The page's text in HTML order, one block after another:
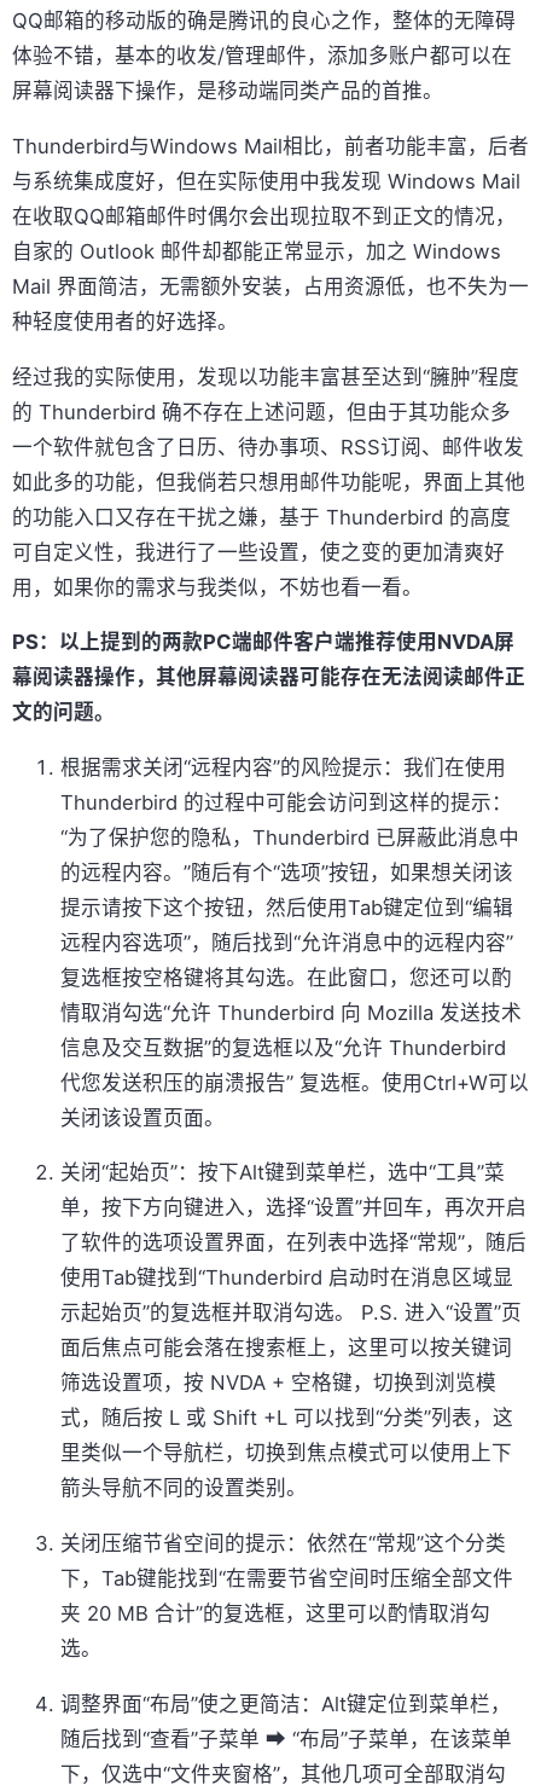
QQ邮箱的移动版的确是腾讯的良心之作，整体的无障碍
体验不错，基本的收发/管理邮件，添加多账户都可以在
屏幕阅读器下操作，是移动端同类产品的首推。
Thunderbird与Windows Mail相比，前者功能丰富，后者
与系统集成度好，但在实际使用中我发现 Windows Mail
在收取QQ邮箱邮件时偶尔会出现拉取不到正文的情况，
自家的 Outlook 邮件却都能正常显示，加之 Windows
Mail 界面简洁，无需额外安装，占用资源低，也不失为一
种轻度使用者的好选择。
经过我的实际使用，发现以功能丰富甚至达到“臃肿”程度
的 Thunderbird 确不存在上述问题，但由于其功能众多
一个软件就包含了日历、待办事项、RSS订阅、邮件收发
如此多的功能，但我倘若只想用邮件功能呢，界面上其他
的功能入口又存在干扰之嫌，基于 Thunderbird 的高度
可自定义性，我进行了一些设置，使之变的更加清爽好
用，如果你的需求与我类似，不妨也看一看。
PS：以上提到的两款PC端邮件客户端推荐使用NVDA屏
幕阅读器操作，其他屏幕阅读器可能存在无法阅读邮件正
文的问题。
根据需求关闭“远程内容”的风险提示：我们在使用
Thunderbird 的过程中可能会访问到这样的提示：
“为了保护您的隐私，Thunderbird 已屏蔽此消息中
的远程内容。”随后有个“选项”按钮，如果想关闭该
提示请按下这个按钮，然后使用Tab键定位到“编辑
远程内容选项”，随后找到“允许消息中的远程内容”
复选框按空格键将其勾选。在此窗口，您还可以酌
情取消勾选“允许 Thunderbird 向 Mozilla 发送技术
信息及交互数据”的复选框以及“允许 Thunderbird
代您发送积压的崩溃报告” 复选框。使用Ctrl+W可以
关闭该设置页面。
关闭“起始页”：按下Alt键到菜单栏，选中“工具”菜
单，按下方向键进入，选择“设置”并回车，再次开启
了软件的选项设置界面，在列表中选择“常规”，随后
使用Tab键找到“Thunderbird 启动时在消息区域显
示起始页”的复选框并取消勾选。 P.S. 进入“设置”页
面后焦点可能会落在搜索框上，这里可以按关键词
筛选设置项，按 NVDA + 空格键，切换到浏览模
式，随后按 L 或 Shift +L 可以找到“分类”列表，这
里类似一个导航栏，切换到焦点模式可以使用上下
箭头导航不同的设置类别。
关闭压缩节省空间的提示：依然在“常规”这个分类
下，Tab键能找到“在需要节省空间时压缩全部文件
夹 20 MB 合计”的复选框，这里可以酌情取消勾
选。
调整界面“布局”使之更简洁：Alt键定位到菜单栏，
随后找到“查看”子菜单 ➡ “布局”子菜单，在该菜单
下，仅选中“文件夹窗格”，其他几项可全部取消勾